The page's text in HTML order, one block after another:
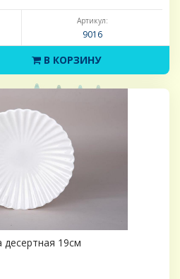
Артикул:
9016
В КОРЗИНУ
десертная 19см